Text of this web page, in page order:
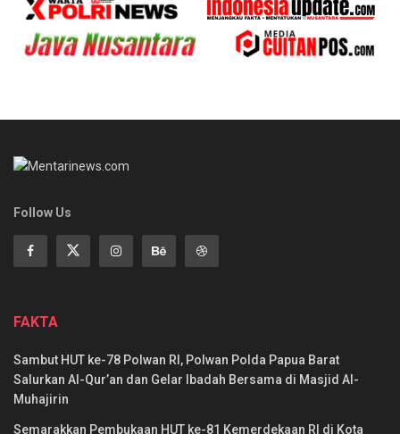
Follow Us
FAKTA
Sambut HUT ke-78 Polwan RI, Polwan Polda Papua Barat
Salurkan Al-Qur’an dan Gelar Ibadah Bersama di Masjid Al-
Muhajirin
Semarakkan Pembukaan HUT ke-81 Kemerdekaan RI di Kota